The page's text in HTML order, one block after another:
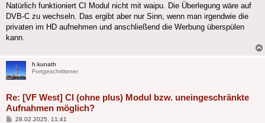
Natürlich funktioniert CI Modul nicht mit waipu. Die Überlegung wäre auf
DVB-C zu wechseln. Das ergibt aber nur Sinn, wenn man irgendwie die
privaten im HD aufnehmen und anschließend die Werbung überspülen
kann.
h.kunath
Fortgeschrittener
Re: [VF West] CI (ohne plus) Modul bzw. uneingeschränkte
Aufnahmen möglich?
Beitrag
28.02.2025, 11:41